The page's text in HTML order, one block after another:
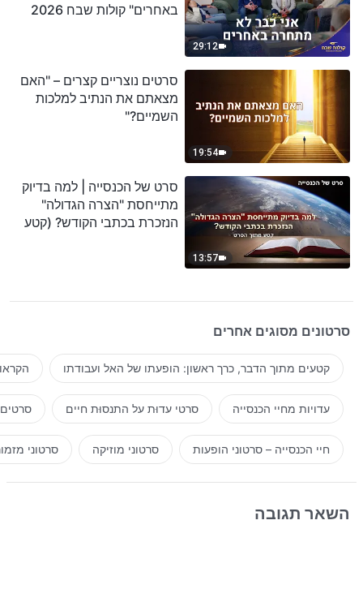
29:12
באחרים" קולות שבח 2026
19:54
סרטים נוצריים קצרים – "האם
מצאתם את הנתיב למלכות
השמיים?"
13:57
סרט של הכנסייה | למה בדיוק
מתייחסת "הצרה הגדולה"
הנזכרת בכתבי הקודש? (קטע
סרטונים מסוגים אחרים
קטעים מתוך הדבר, כרך ראשון: הופעתו של האל ועבודתו
עדויות מחיי הכנסייה סרטי עדוּת על התנסוּת חיים
חיי הכנסייה – סרטוני הופעות סרטוני מוזיקה סרטוני
השאר תגובה